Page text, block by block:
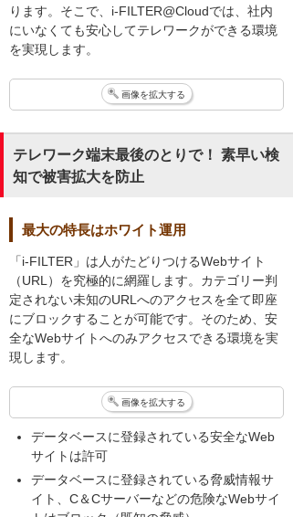
ります。そこで、i-FILTER@Cloudでは、社内
にいなくても安心してテレワークができる環境
を実現します。
画像を拡大する
テレワーク端末最後のとりで！ 素早い検
知で被害拡大を防止
最大の特長はホワイト運用
「i-FILTER」は人がたどりつけるWebサイト
（URL）を究極的に網羅します。カテゴリー判
定されない未知のURLへのアクセスを全て即座
にブロックすることが可能です。そのため、安
全なWebサイトへのみアクセスできる環境を実
現します。
画像を拡大する
データベースに登録されている安全なWeb
サイトは許可
データベースに登録されている脅威情報サ
イト、C＆Cサーバーなどの危険なWebサイ